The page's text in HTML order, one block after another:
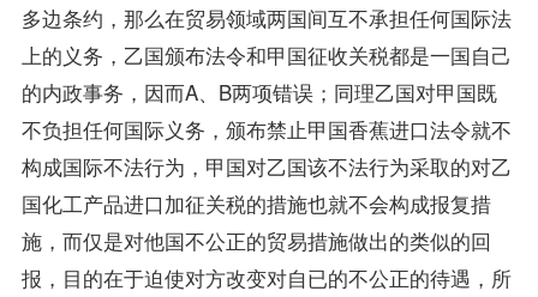
多边条约，那么在贸易领域两国间互不承担任何国际法
上的义务，乙国颁布法令和甲国征收关税都是一国自己
的内政事务，因而A、B两项错误；同理乙国对甲国既
不负担任何国际义务，颁布禁止甲国香蕉进口法令就不
构成国际不法行为，甲国对乙国该不法行为采取的对乙
国化工产品进口加征关税的措施也就不会构成报复措
施，而仅是对他国不公正的贸易措施做出的类似的回
报，目的在于迫使对方改变对自已的不公正的待遇，所